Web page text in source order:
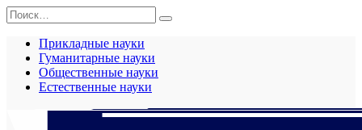
Перейти
к
содержанию
Search
for:
Прикладные науки
Гуманитарные науки
Общественные науки
Естественные науки